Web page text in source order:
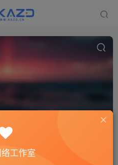
论工作室